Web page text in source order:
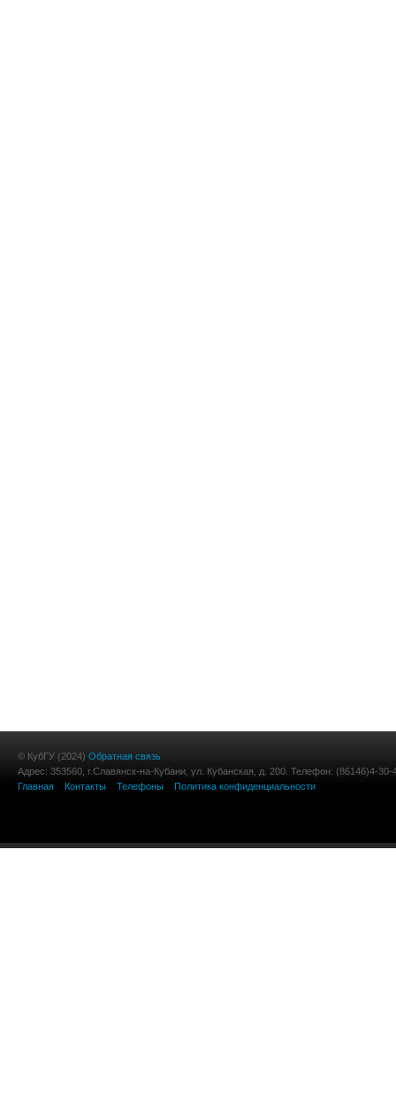
© КубГУ (2024) Обратная связь
Адрес: 353560, г.Славянск-на-Кубани, ул. Кубанская, д. 200. Телефон: (86146)4-30-
Главная
Контакты Телефоны Политика конфиденциальности